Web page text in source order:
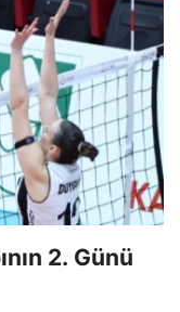
2. Günü